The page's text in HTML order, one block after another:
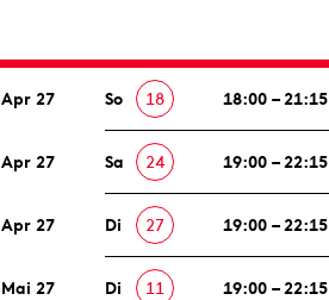
Apr 27 So 18 18:00 – 21:15
Apr 27 Sa 24 19:00 – 22:15
Apr 27 Di 27 19:00 – 22:15
Mai 27 Di 11 19:00 – 22:15